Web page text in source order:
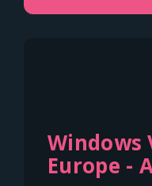
Windows
Europe -